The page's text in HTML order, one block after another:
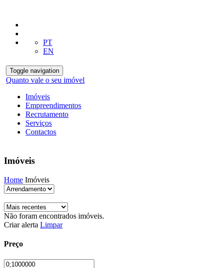
PT
EN
Toggle navigation
Quanto vale o seu imóvel
Imóveis
Empreendimentos
Recrutamento
Serviços
Contactos
Imóveis
Home Imóveis
Não foram encontrados imóveis.
Criar alerta Limpar
Preço